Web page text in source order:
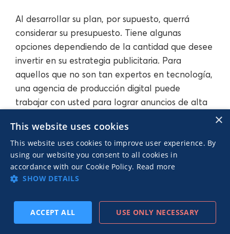
Al desarrollar su plan, por supuesto, querrá
considerar su presupuesto. Tiene algunas
opciones dependiendo de la cantidad que desee
invertir en su estrategia publicitaria. Para
aquellos que no son tan expertos en tecnología,
una agencia de producción digital puede
trabajar con usted para lograr anuncios de alta
la que usted confíe y que entienda la voz y los
objetivos de su marca; Sin embargo, esta será la
ruta más cara en comparación con otras
opciones.
Si está buscando algo más asequible y no le
importa trabajar con la tecnología, entonces las
herramientas de autoservicio son buenas
×
This website uses cookies
This website uses cookies to improve user experience. By
using our website you consent to all cookies in
accordance with our Cookie Policy. Read more
SHOW DETAILS
ACCEPT ALL USE ONLY NECESSARY